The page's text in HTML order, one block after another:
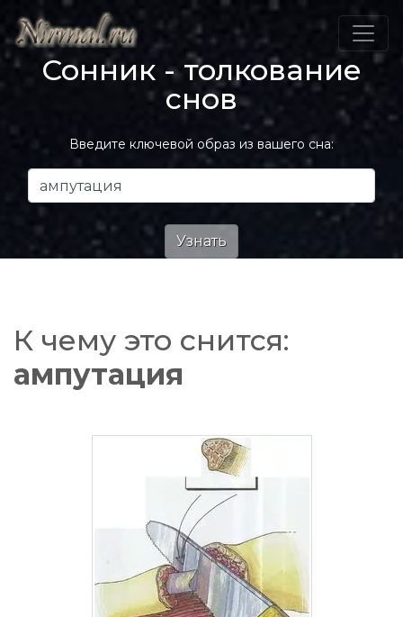
Сонник - толкование
снов
Введите ключевой образ из вашего сна:
К чему это снится:
ампутация